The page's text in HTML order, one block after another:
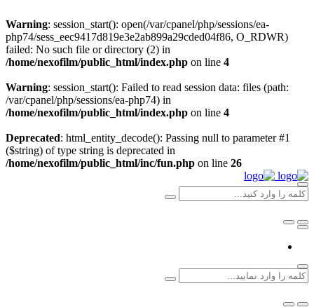
Warning: session_start(): open(/var/cpanel/php/sessions/ea-
php74/sess_eec9417d819e3e2ab899a29cded04f86, O_RDWR)
failed: No such file or directory (2) in
/home/nexofilm/public_html/index.php on line 4
Warning: session_start(): Failed to read session data: files (path:
/var/cpanel/php/sessions/ea-php74) in
/home/nexofilm/public_html/index.php on line 4
Deprecated: html_entity_decode(): Passing null to parameter #1
($string) of type string is deprecated in
/home/nexofilm/public_html/inc/fun.php on line 26